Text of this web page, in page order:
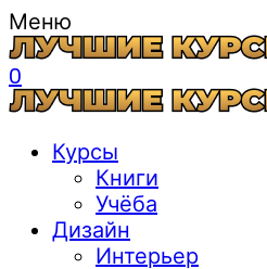
Меню
0
Курсы
Книги
Учёба
Дизайн
Интерьер